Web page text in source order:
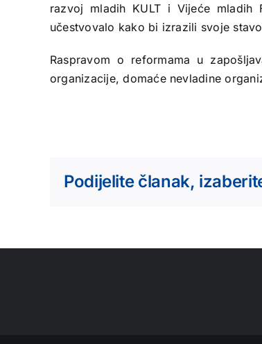
razvoj mladih KULT i Vijeće mladih
učestvovalo kako bi izrazili svoje
Raspravom o reformama u
organizacije, domaće nevladine
Podijelite članak,